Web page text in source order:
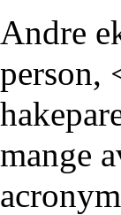
Andre
person,
mange